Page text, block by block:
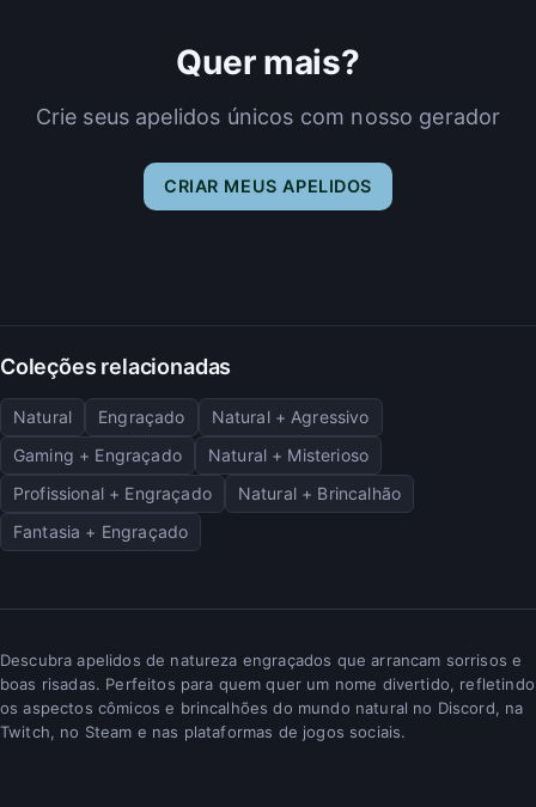
Quer mais?
Crie seus apelidos únicos com nosso gerador
CRIAR MEUS APELIDOS
Coleções relacionadas
Natural Engraçado
Natural + Agressivo
Gaming + Engraçado
Natural + Misterioso
Profissional + Engraçado
Natural + Brincalhão
Fantasia + Engraçado
Descubra apelidos de natureza engraçados que arrancam sorrisos e
boas risadas. Perfeitos para quem quer um nome divertido, refletindo
os aspectos cômicos e brincalhões do mundo natural no Discord, na
Twitch, no Steam e nas plataformas de jogos sociais.